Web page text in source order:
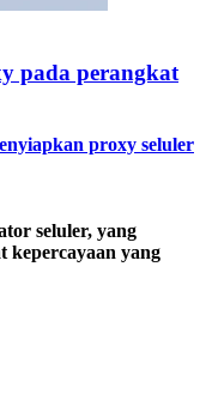
pada perangkat
proxy seluler
seluler, yang
kepercayaan yang